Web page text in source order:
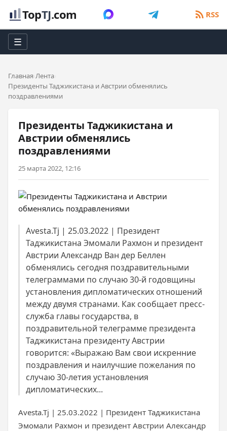
TopTJ.com RSS
☰
Главная Лента
Президенты Таджикистана и Австрии обменялись
поздравлениями
Президенты Таджикистана и
Австрии обменялись
поздравлениями
25 марта 2022, 12:16
Avesta.Tj | 25.03.2022 | Президент
Таджикистана Эмомали Рахмон и президент
Австрии Александр Ван дер Беллен
обменялись сегодня поздравительными
телеграммами по случаю 30-й годовщины
установления дипломатических отношений
между двумя странами. Как сообщает пресс-
служба главы государства, в
поздравительной телеграмме президента
Таджикистана президенту Австрии
говорится: «Выражаю Вам свои искренние
поздравления и наилучшие пожелания по
случаю 30-летия установления
дипломатических...
Avesta.Tj | 25.03.2022 | Президент Таджикистана
Эмомали Рахмон и президент Австрии Александр